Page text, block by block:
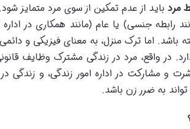
مرد باید از عدم تمکین از سوی مرد متمایز
رابطه جنسی) یا عام (مانند همکاری در
اما ترک منزل، به معنای فیزیکی و
در واقع، مرد در زندگی مشترک وظایف
و مشارکت در اداره امور زندگی، و
به ضرر زن باشد.